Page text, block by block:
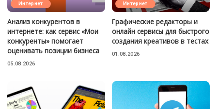
Интернет
Анализ конкурентов в
интернете: как сервис «Мои
конкуренты» помогает
оценивать позиции бизнеса
05.08.2026
Интернет
Графические редакторы и
онлайн сервисы для быстрого
создания креативов в тестах
01.08.2026